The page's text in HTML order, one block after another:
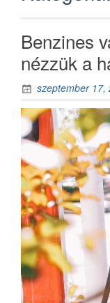
Benzines
nézzük a
szeptember 17,